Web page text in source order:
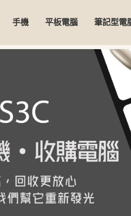
手機 平板電腦 筆記型電
30天安心保